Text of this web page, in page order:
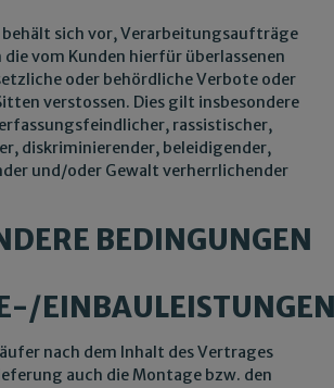
behält sich vor, Verarbeitungsaufträge
die vom Kunden hierfür überlassenen
oder behördliche Verbote oder
verstossen. Dies gilt insbesondere
rassistischer,
diskriminierender, beleidigender,
und/oder Gewalt verherrlichender
BEDINGUNGEN
nach dem Inhalt des Vertrages
auch die Montage bzw. den